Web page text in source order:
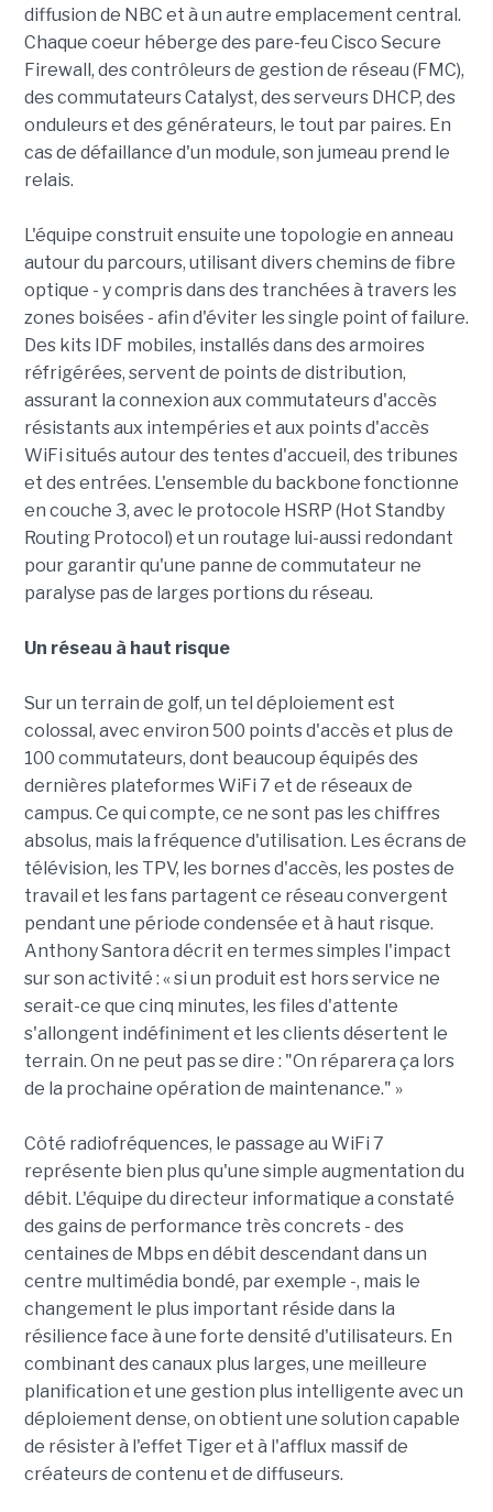
diffusion de NBC et à un autre emplacement central.
Chaque coeur héberge des pare-feu Cisco Secure
Firewall, des contrôleurs de gestion de réseau (FMC),
des commutateurs Catalyst, des serveurs DHCP, des
onduleurs et des générateurs, le tout par paires. En
cas de défaillance d'un module, son jumeau prend le
relais.
L'équipe construit ensuite une topologie en anneau
autour du parcours, utilisant divers chemins de fibre
optique - y compris dans des tranchées à travers les
zones boisées - afin d'éviter les single point of failure.
Des kits IDF mobiles, installés dans des armoires
réfrigérées, servent de points de distribution,
assurant la connexion aux commutateurs d'accès
résistants aux intempéries et aux points d'accès
WiFi situés autour des tentes d'accueil, des tribunes
et des entrées. L'ensemble du backbone fonctionne
en couche 3, avec le protocole HSRP (Hot Standby
Routing Protocol) et un routage lui-aussi redondant
pour garantir qu'une panne de commutateur ne
paralyse pas de larges portions du réseau.
Un réseau à haut risque
Sur un terrain de golf, un tel déploiement est
colossal, avec environ 500 points d'accès et plus de
100 commutateurs, dont beaucoup équipés des
dernières plateformes WiFi 7 et de réseaux de
campus. Ce qui compte, ce ne sont pas les chiffres
absolus, mais la fréquence d'utilisation. Les écrans de
télévision, les TPV, les bornes d'accès, les postes de
travail et les fans partagent ce réseau convergent
pendant une période condensée et à haut risque.
Anthony Santora décrit en termes simples l'impact
sur son activité : « si un produit est hors service ne
serait-ce que cinq minutes, les files d'attente
s'allongent indéfiniment et les clients désertent le
terrain. On ne peut pas se dire : "On réparera ça lors
de la prochaine opération de maintenance." »
Côté radiofréquences, le passage au WiFi 7
représente bien plus qu'une simple augmentation du
débit. L'équipe du directeur informatique a constaté
des gains de performance très concrets - des
centaines de Mbps en débit descendant dans un
centre multimédia bondé, par exemple -, mais le
changement le plus important réside dans la
résilience face à une forte densité d'utilisateurs. En
combinant des canaux plus larges, une meilleure
planification et une gestion plus intelligente avec un
déploiement dense, on obtient une solution capable
de résister à l'effet Tiger et à l'afflux massif de
créateurs de contenu et de diffuseurs.